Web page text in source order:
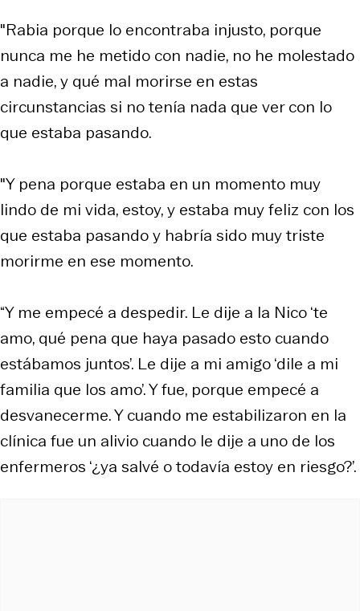
"Rabia porque lo encontraba injusto, porque
nunca me he metido con nadie, no he molestado
a nadie, y qué mal morirse en estas
circunstancias si no tenía nada que ver con lo
que estaba pasando.
"Y pena porque estaba en un momento muy
lindo de mi vida, estoy, y estaba muy feliz con los
que estaba pasando y habría sido muy triste
morirme en ese momento.
“Y me empecé a despedir. Le dije a la Nico ‘te
amo, qué pena que haya pasado esto cuando
estábamos juntos’. Le dije a mi amigo ‘dile a mi
familia que los amo’. Y fue, porque empecé a
desvanecerme. Y cuando me estabilizaron en la
clínica fue un alivio cuando le dije a uno de los
enfermeros ‘¿ya salvé o todavía estoy en riesgo?’.